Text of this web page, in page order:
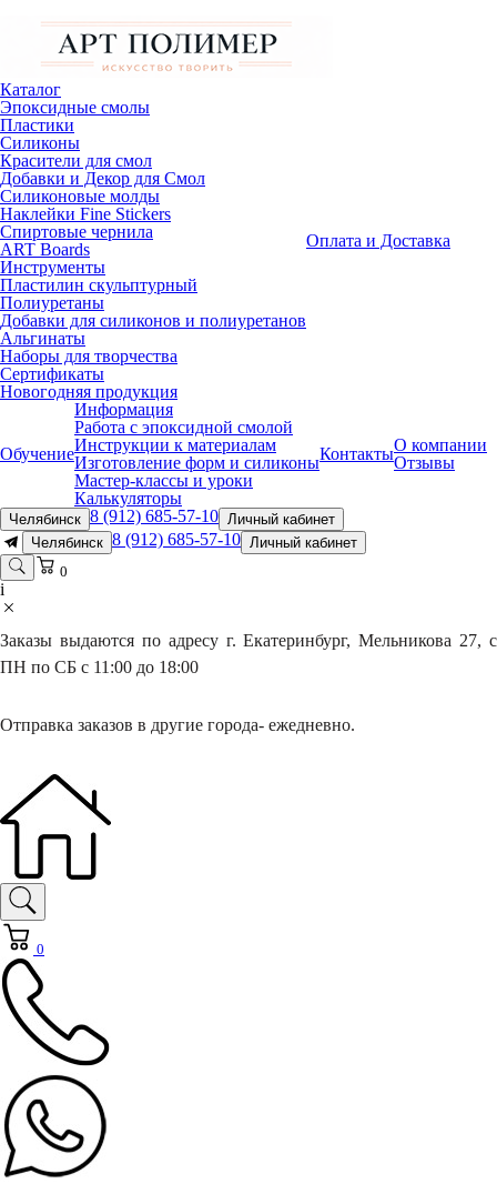
Каталог
Эпоксидные смолы
Пластики
Силиконы
Красители для смол
Добавки и Декор для Смол
Силиконовые молды
Наклейки Fine Stickers
Спиртовые чернила
ART Boards
Инструменты
Пластилин скульптурный
Полиуретаны
Добавки для силиконов и полиуретанов
Альгинаты
Наборы для творчества
Сертификаты
Новогодняя продукция
Оплата и Доставка
Обучение
Информация
Работа с эпоксидной смолой
Инструкции к материалам
Изготовление форм и силиконы
Мастер-классы и уроки
Калькуляторы
КонтактыО компании
Отзывы
Челябинск 8 (912) 685-57-10 Личный кабинет
Челябинск 8 (912) 685-57-10 Личный кабинет
0
i
Заказы выдаются по адресу г. Екатеринбург, Мельникова 27, с
ПН по СБ с 11:00 до 18:00
Отправка заказов в другие города- ежедневно.
0